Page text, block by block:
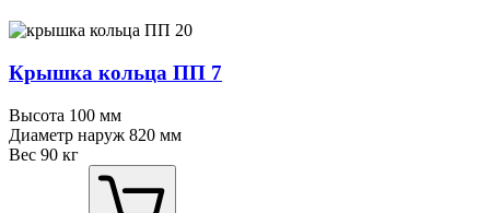
Крышка кольца ПП 7
Высота 100 мм
Диаметр наруж 820 мм
Вес 90 кг